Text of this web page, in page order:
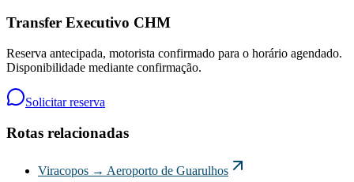
Transfer Executivo CHM
Reserva antecipada, motorista confirmado para o horário agendado.
Disponibilidade mediante confirmação.
Solicitar reserva
Rotas relacionadas
Viracopos → Aeroporto de Guarulhos